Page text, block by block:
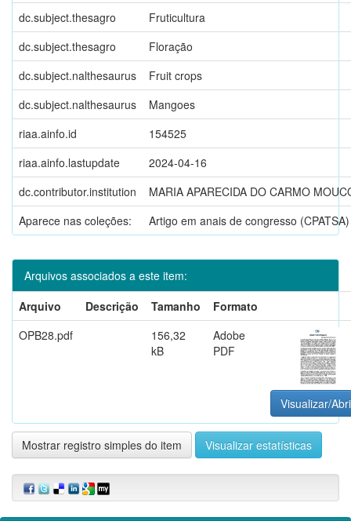
dc.subject.thesagro
Fruticultura
dc.subject.thesagro
Floração
dc.subject.nalthesaurus
Fruit crops
dc.subject.nalthesaurus
Mangoes
riaa.ainfo.id
154525
riaa.ainfo.lastupdate
2024-04-16
dc.contributor.institution
MARIA APARECIDA DO CARMO
Aparece nas coleções:
Artigo em anais de congresso (CPATSA)
Arquivos associados a este item:
Arquivo
Descrição Tamanho
Formato
OPB28.pdf
156,32
kB
Adobe
PDF
Visualizar/
Mostrar registro simples do item Visualizar estatísticas